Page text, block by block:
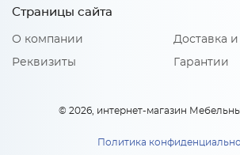
Страницы сайта
О компании
Реквизиты
Доставка и
Гарантии
© 2026, интернет-магазин
Политика